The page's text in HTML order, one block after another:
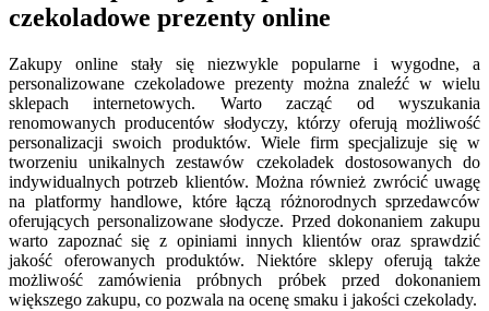
czekoladowe prezenty online
Zakupy online stały się niezwykle popularne i wygodne, a
personalizowane czekoladowe prezenty można znaleźć w wielu
sklepach internetowych. Warto zacząć od wyszukania
renomowanych producentów słodyczy, którzy oferują możliwość
personalizacji swoich produktów. Wiele firm specjalizuje się w
tworzeniu unikalnych zestawów czekoladek dostosowanych do
indywidualnych potrzeb klientów. Można również zwrócić uwagę
na platformy handlowe, które łączą różnorodnych sprzedawców
oferujących personalizowane słodycze. Przed dokonaniem zakupu
warto zapoznać się z opiniami innych klientów oraz sprawdzić
jakość oferowanych produktów. Niektóre sklepy oferują także
możliwość zamówienia próbnych próbek przed dokonaniem
większego zakupu, co pozwala na ocenę smaku i jakości czekolady.